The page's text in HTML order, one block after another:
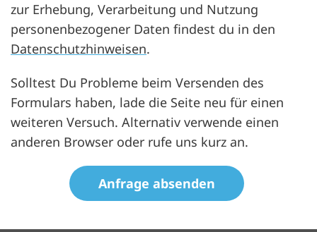
zur Erhebung, Verarbeitung und Nutzung
personenbezogener Daten findest du in den
Datenschutzhinweisen.
Solltest Du Probleme beim Versenden des
Formulars haben, lade die Seite neu für einen
weiteren Versuch. Alternativ verwende einen
anderen Browser oder rufe uns kurz an.